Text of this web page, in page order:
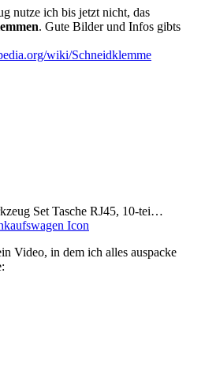
nutze ich bis jetzt nicht, das
. Gute Bilder und Infos gibts
wiki/Schneidklemme
Set Tasche RJ45, 10-tei…
Video, in dem ich alles auspacke